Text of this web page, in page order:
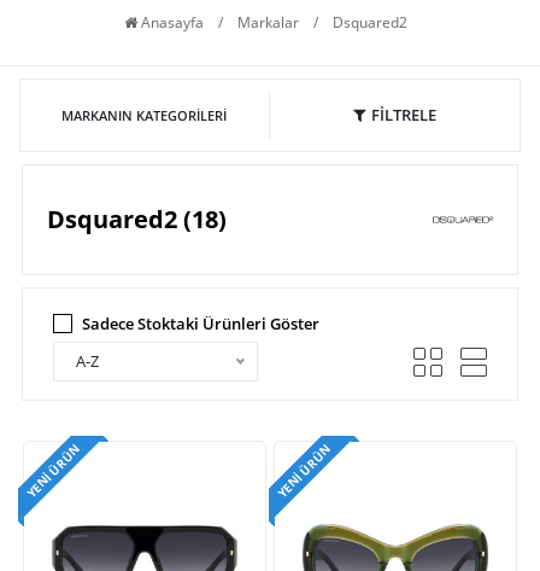
Anasayfa / Markalar / Dsquared2
MARKANIN KATEGORILERI FİLTRELE
Dsquared2 (18)
Sadece Stoktaki Ürünleri Göster
A-Z
YENI ÜRÜN YENI ÜRÜN